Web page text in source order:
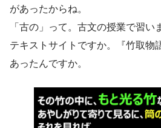
があったからね。
「古の」って。古文の授業で習い
テキストサイトですか。『竹取物
あったんですか。